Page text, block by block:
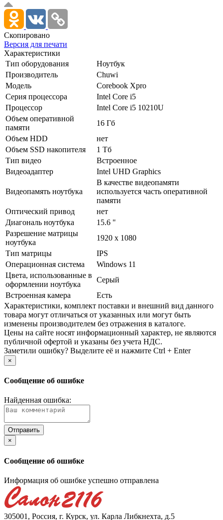
Скопировано
Версия для печати
Характеристики
Тип оборудования
Ноутбук
Производитель
Chuwi
Модель
Corebook Xpro
Серия процессора
Intel Core i5
Процессор
Intel Core i5 10210U
Объем оперативной
памяти
16 Гб
Объем HDD
нет
Объем SSD накопителя
1 Тб
Тип видео
Встроенное
Видеоадаптер
Intel UHD Graphics
Видеопамять ноутбука
В качестве видеопамяти
используется часть оперативной
памяти
Оптический привод
нет
Диагональ ноутбука
15.6 "
Разрешение матрицы
ноутбука
1920 x 1080
Тип матрицы
IPS
Операционная система
Windows 11
Цвета, использованные в
оформлении ноутбука
Серый
Встроенная камера
Есть
Xарактеристики, комплект поставки и внешний вид данного
товара могут отличаться от указанных или могут быть
изменены производителем без отражения в каталоге.
Цены на сайте носят информационный характер, не являются
публичной офертой и указаны без учета НДС.
Заметили ошибку? Выделите её и нажмите Ctrl + Enter
×
Сообщение об ошибке
Найденная ошибка:
×
Сообщение об ошибке
Информация об ошибке успешно отправлена
305001, Россия, г. Курск, ул. Карла Либкнехта, д.5